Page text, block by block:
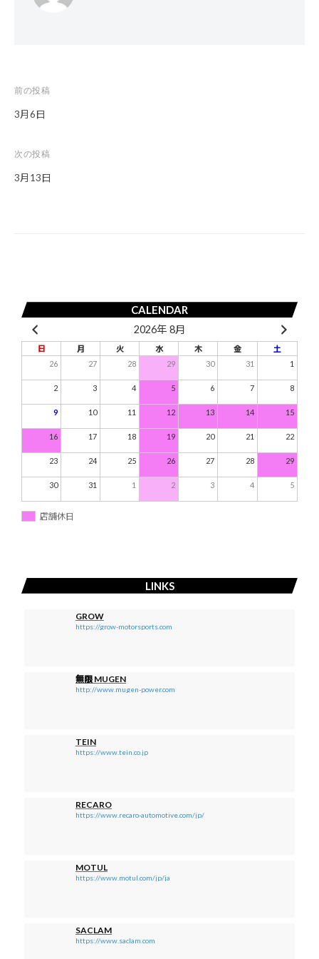
投
稿
ナ
ビ
ン
前の投稿
3月6日
次の投稿
3月13日
CALENDAR
2026年 8月
日 月 火 水 木 金
土
26
27 28 29 30 31 1
2 3 4 5 6 7 8
9 10 11 12 13 14 15
16 17 18 19 20 21 22
23 24 25 26 27 28 29
30 31 1 2 3 4 5
店舗休日
LINKS
GROW
https://grow-motorsports.com
無限 MUGEN
http://www.mugen-power.com
TEIN
https://www.tein.co.jp
RECARO
https://www.recaro-automotive.com/jp/
MOTUL
https://www.motul.com/jp/ja
SACLAM
https://www.saclam.com